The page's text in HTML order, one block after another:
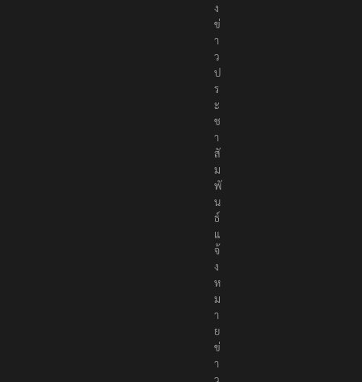
ง
ข่
า
ว
ป
ร
ะ
ช
า
สั
ม
พั
น
ธ์
แ
จ้
ง
ห
ม
า
ย
ข่
า